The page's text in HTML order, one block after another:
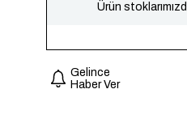
Ürün
Gelince
Haber Ver